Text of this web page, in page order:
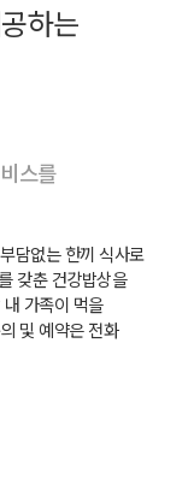
하는
스를
담없는 한끼 식사로
갖춘 건강밥상을
가족이 먹을
및 예약은 전화